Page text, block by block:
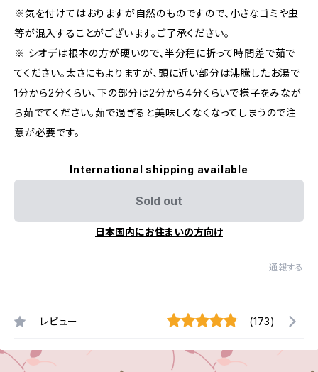
※気を付けてはおりますが自然のものですので、小さなゴミや虫
等が混入することがございます。ご了承ください。
※ シオデは根本の方が硬いので、半分程に折って時間差で茹で
てください。太さにもよりますが、頭に近い部分は沸騰したお湯で
1分から2分くらい、下の部分は2分から4分くらいで様子をみなが
ら茹でてください。茹で過ぎると美味しくなくなってしまうので注
意が必要です。
International shipping available
Sold out
日本国内にお住まいの方向け
通報する
レビュー (173)